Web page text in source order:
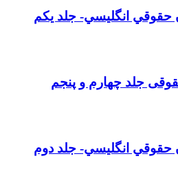
حقوقي انگليسي- جلد يكم
جلد چهارم و پنجم
حقوقي انگليسي- جلد دوم